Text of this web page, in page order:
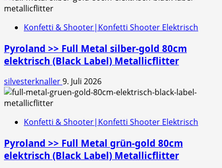
Konfetti & Shooter|Konfetti Shooter Elektrisch
Pyroland >> Full Metal silber-gold 80cm
elektrisch (Black Label) Metallicflitter
silvesterknaller9. Juli 2026
Konfetti & Shooter|Konfetti Shooter Elektrisch
Pyroland >> Full Metal grün-gold 80cm
elektrisch (Black Label) Metallicflitter